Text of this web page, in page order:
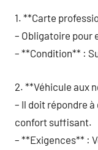
1. **Carte
– Obligatoire pour
– **Condition** :
2. **Véhicule aux
– Il doit répondre
confort suffisant.
– **Exigences** :